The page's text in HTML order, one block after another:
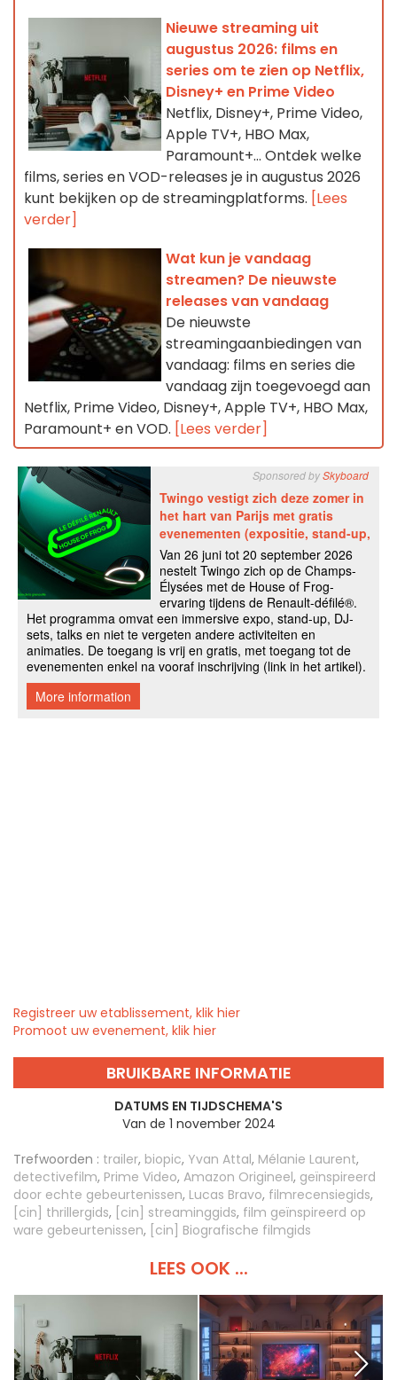
Nieuwe streaming uit
augustus 2026: films en
series om te zien op Netflix,
Disney+ en Prime Video
Netflix, Disney+, Prime Video,
Apple TV+, HBO Max,
Paramount+… Ontdek welke
films, series en VOD-releases je in augustus 2026
kunt bekijken op de streamingplatforms. [Lees
verder]
Wat kun je vandaag
streamen? De nieuwste
releases van vandaag
De nieuwste
streamingaanbiedingen van
vandaag: films en series die
vandaag zijn toegevoegd aan
Netflix, Prime Video, Disney+, Apple TV+, HBO Max,
Paramount+ en VOD. [Lees verder]
Registreer uw etablissement, klik hier
Promoot uw evenement, klik hier
BRUIKBARE INFORMATIE
DATUMS EN TIJDSCHEMA'S
Van de 1 november 2024
Trefwoorden : trailer, biopic, Yvan Attal, Mélanie Laurent,
detectivefilm, Prime Video, Amazon Origineel, geïnspireerd
door echte gebeurtenissen, Lucas Bravo, filmrecensiegids,
[cin] thrillergids, [cin] streaminggids, film geïnspireerd op
ware gebeurtenissen, [cin] Biografische filmgids
LEES OOK ...